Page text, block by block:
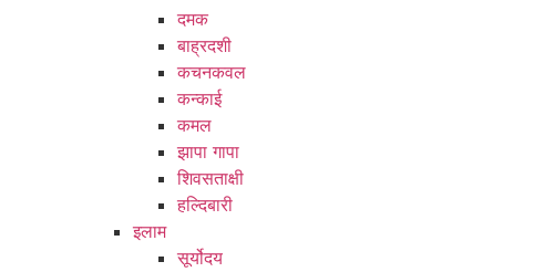
दमक
बाह्रदशी
कचनकवल
कन्काई
कमल
झापा गापा
शिवसताक्षी
हल्दिबारी
इलाम
सूर्योदय